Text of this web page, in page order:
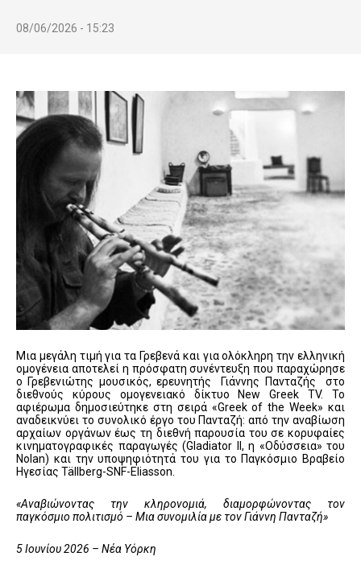
08/06/2026 - 15:23
Μια μεγάλη τιμή για τα Γρεβενά και για ολόκληρη την ελληνική
ομογένεια αποτελεί η πρόσφατη συνέντευξη που παραχώρησε
ο Γρεβενιώτης μουσικός, ερευνητής Γιάννης Πανταζής στο
διεθνούς κύρους ομογενειακό δίκτυο New Greek TV. Το
αφιέρωμα δημοσιεύτηκε στη σειρά «Greek of the Week» και
αναδεικνύει το συνολικό έργο του Πανταζή: από την αναβίωση
αρχαίων οργάνων έως τη διεθνή παρουσία του σε κορυφαίες
κινηματογραφικές παραγωγές (Gladiator II, η «Οδύσσεια» του
Nolan) και την υποψηφιότητά του για το Παγκόσμιο Βραβείο
Ηγεσίας Tällberg-SNF-Eliasson.
«Αναβιώνοντας την κληρονομιά, διαμορφώνοντας τον
παγκόσμιο πολιτισμό – Μια συνομιλία με τον Γιάννη Πανταζή»
5 Ιουνίου 2026 – Νέα Υόρκη